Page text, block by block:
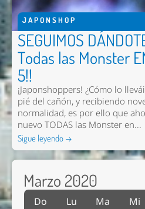
JAPONSHOP
SEGUIMOS
Todas las Monster
5!!
¡Japonshoppers! ¿Cómo lo
pié del cañón, y recibiendo
normalidad, es por ello que
nuevo TODAS las Monster en...
Sigue leyendo →
Marzo 2020
Do Lu Ma Mi